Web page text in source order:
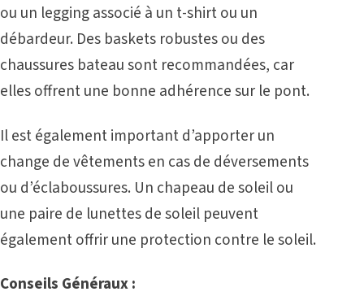
ou un legging associé à un t-shirt ou un
débardeur. Des baskets robustes ou des
chaussures bateau sont recommandées, car
elles offrent une bonne adhérence sur le pont.
Il est également important d’apporter un
change de vêtements en cas de déversements
ou d’éclaboussures. Un chapeau de soleil ou
une paire de lunettes de soleil peuvent
également offrir une protection contre le soleil.
Conseils Généraux :